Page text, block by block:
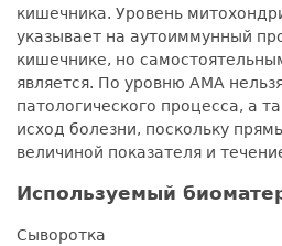
кишечника. Уровень
указывает на аутоиммунный
кишечнике, но
является. По уровню АМА
патологического процесса, а
исход болезни, поскольку
величиной показателя и
Используемый
Сыворотка